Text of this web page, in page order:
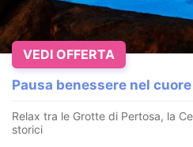
Pausa benessere nel
Relax tra le Grotte di Pertosa, la
storici
VEDI OFFERTA